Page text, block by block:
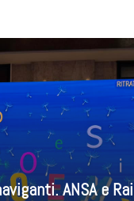
ANSA e